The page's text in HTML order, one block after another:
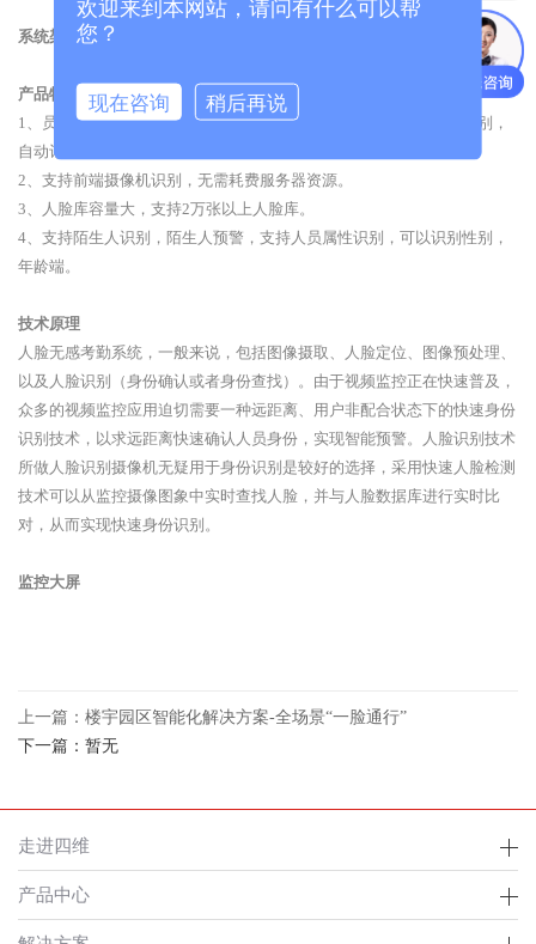
系统架构
产品特点
1、员工打卡体验度好，无需主动打卡，无感考勤，经过时候自动识别，
自动记录考勤时间。
2、支持前端摄像机识别，无需耗费服务器资源。
3、人脸库容量大，支持2万张以上人脸库。
4、支持陌生人识别，陌生人预警，支持人员属性识别，可以识别性别，
年龄端。
技术原理
人脸无感考勤系统，一般来说，包括图像摄取、人脸定位、图像预处理、
以及人脸识别（身份确认或者身份查找）。由于视频监控正在快速普及，
众多的视频监控应用迫切需要一种远距离、用户非配合状态下的快速身份
识别技术，以求远距离快速确认人员身份，实现智能预警。人脸识别技术
所做人脸识别摄像机无疑用于身份识别是较好的选择，采用快速人脸检测
技术可以从监控摄像图象中实时查找人脸，并与人脸数据库进行实时比
对，从而实现快速身份识别。
监控大屏
上一篇：楼宇园区智能化解决方案-全场景“一脸通行”
下一篇：暂无
走进四维
产品中心
欢迎来到本网站，请问有什么可以帮
您？
现在咨询 稍后再说